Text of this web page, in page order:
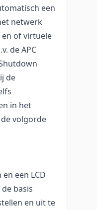
een
netwerk
of virtuele
de APC
de
in het
volgorde
een LCD
basis
en uit te